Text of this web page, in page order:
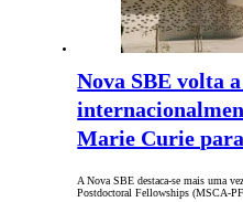
Nova SBE volta
Marie Curie
A Nova SBE destaca-se mais uma
Postdoctoral Fellowships (MSCA-